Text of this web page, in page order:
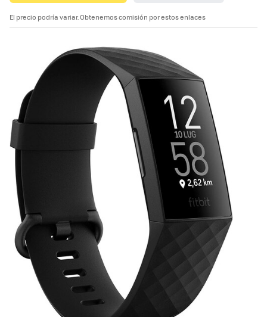
El precio podría variar. Obtenemos comisión por estos enlaces